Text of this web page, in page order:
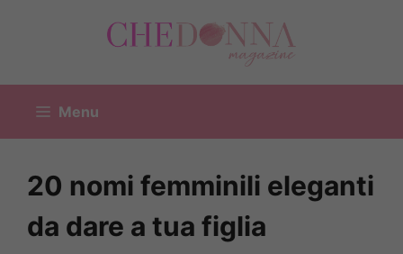
Menu
20 nomi femminili eleganti
da dare a tua figlia